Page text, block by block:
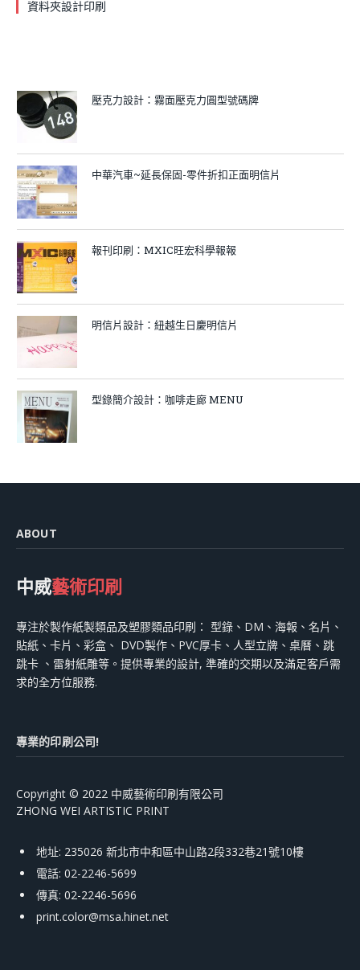
資料夾設計印刷
壓克力設計：霧面壓克力圓型號碼牌
中華汽車~延長保固-零件折扣正面明信片
報刊印刷：MXIC旺宏科學報報
明信片設計：紐越生日慶明信片
型錄簡介設計：咖啡走廊 MENU
ABOUT
中威藝術印刷
專注於製作紙製類品及塑膠類品印刷： 型錄、DM、海報、名片、
貼紙、卡片、彩盒、 DVD製作、PVC厚卡、人型立牌、桌曆、跳
跳卡 、雷射紙雕等。提供專業的設計, 準確的交期以及滿足客戶需
求的全方位服務.
專業的印刷公司!
Copyright © 2022 中威藝術印刷有限公司
ZHONG WEI ARTISTIC PRINT
地址: 235026 新北市中和區中山路2段332巷21號10樓
電話: 02-2246-5699
傳真: 02-2246-5696
print.color@msa.hinet.net